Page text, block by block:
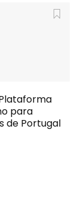
para
de Portugal